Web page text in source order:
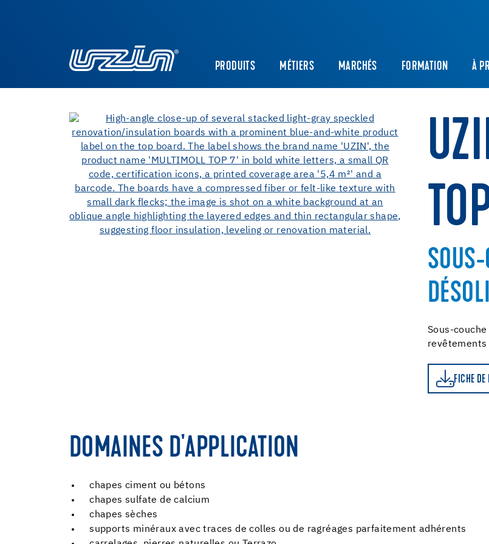
PRODUITS MÉTIERS MARCHÉS FORMATION À
SOUS-
Sous-
revêtements
FICHE DE
DOMAINES D'APPLICATION
chapes ciment ou bétons
chapes sulfate de calcium
chapes sèches
supports minéraux avec traces de colles ou de ragréages parfaitement adhérents